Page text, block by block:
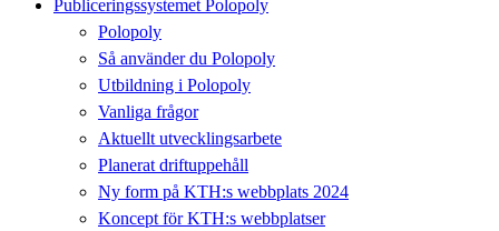
Publiceringssystemet Polopoly
Polopoly
Så använder du Polopoly
Utbildning i Polopoly
Vanliga frågor
Aktuellt utvecklingsarbete
Planerat driftuppehåll
Ny form på KTH:s webbplats 2024
Koncept för KTH:s webbplatser